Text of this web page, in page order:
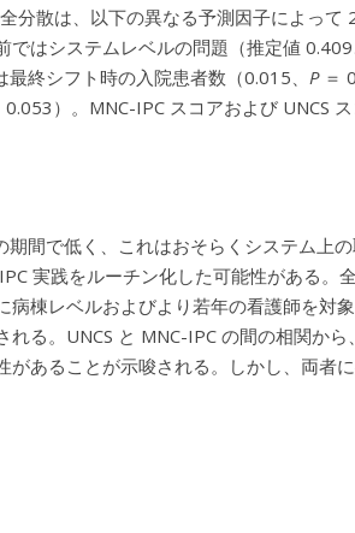
分散は、以下の異なる予測因子によっ
ではシステムレベルの問題（推定値 0.409
終シフト時の入院患者数（0.015、 P＝
）。MNC-IPC スコアおよび UNCS
間で低く、これはおそらくシステム上
実践をルーチン化した可能性がある。
病棟レベルおよびより若年の看護師を対
る。UNCS と MNC-IPC の間の相関か
あることが示唆される。しかし、両者